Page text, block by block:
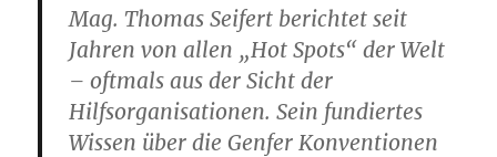
Mag. Thomas Seifert berichtet seit
Jahren von allen „Hot Spots“ der Welt
– oftmals aus der Sicht der
Hilfsorganisationen. Sein fundiertes
Wissen über die Genfer Konventionen